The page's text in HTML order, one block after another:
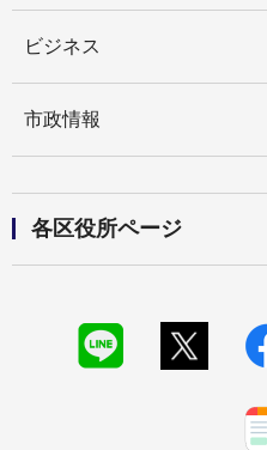
ビジネス
市政情報
各区役所ページ